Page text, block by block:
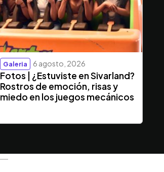
Galeria 6 agosto, 2026
Fotos | ¿Estuviste en Sivarland?
Rostros de emoción, risas y
miedo en los juegos mecánicos